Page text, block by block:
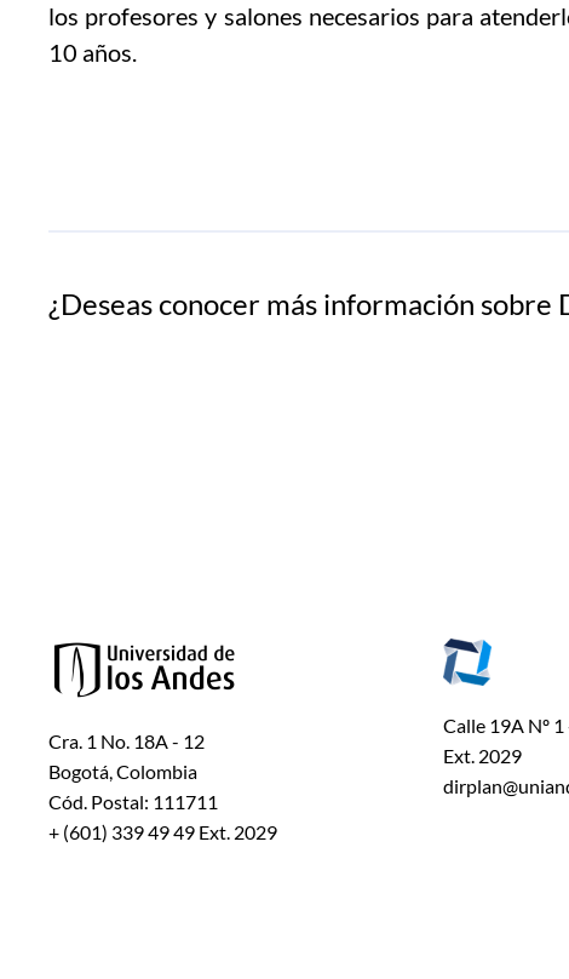
los profesores y salones necesarios para
10 años.
¿Deseas conocer más información sobre
Cra. 1 No. 18A - 12
Bogotá, Colombia
Cód. Postal: 111711
+ (601) 339 49 49 Ext. 2029
Calle 19A Nº
Ext. 2029